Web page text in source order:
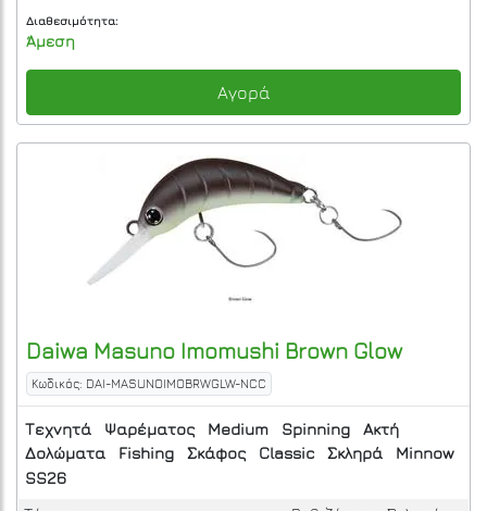
Διαθεσιμότητα:
Άμεση
Αγορά
Daiwa Masuno Imomushi Brown Glow
Κωδικός: DAI-MASUNOIMOBRWGLW-NCC
Τεχνητά Ψαρέματος Medium Spinning
Ακτή
Δολώματα
Fishing Σκάφος Classic Σκληρά
Minnow
SS26